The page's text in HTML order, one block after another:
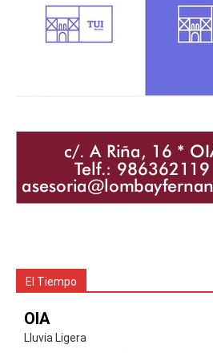
El Tiempo
OIA
Lluvia Ligera